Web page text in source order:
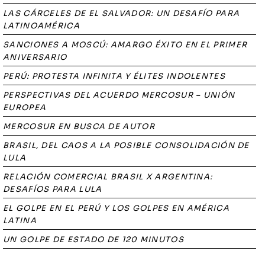
LAS CÁRCELES DE EL SALVADOR: UN DESAFÍO PARA
LATINOAMÉRICA
SANCIONES A MOSCÚ: AMARGO ÉXITO EN EL PRIMER
ANIVERSARIO
PERÚ: PROTESTA INFINITA Y ÉLITES INDOLENTES
PERSPECTIVAS DEL ACUERDO MERCOSUR – UNIÓN
EUROPEA
MERCOSUR EN BUSCA DE AUTOR
BRASIL, DEL CAOS A LA POSIBLE CONSOLIDACIÓN DE
LULA
RELACIÓN COMERCIAL BRASIL X ARGENTINA:
DESAFÍOS PARA LULA
EL GOLPE EN EL PERÚ Y LOS GOLPES EN AMÉRICA
LATINA
UN GOLPE DE ESTADO DE 120 MINUTOS